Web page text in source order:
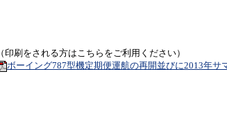
（印刷をされる方はこちらをご利用ください）
ボーイング787型機定期便運航の再開並びに2013年サ